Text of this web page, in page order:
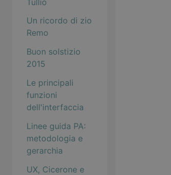
Un ricordo di zio
Remo
Buon solstizio
2015
Le principali
funzioni
dell'interfaccia
Linee guida PA:
metodologia e
gerarchia
UX, Cicerone e